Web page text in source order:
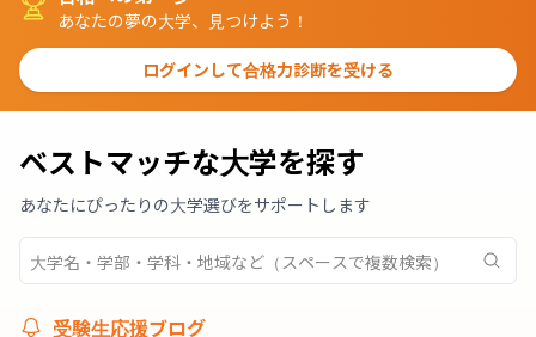
あなたの夢の大学、見つけよう！
ログインして合格力診断を受ける
ベストマッチな大学を探す
あなたにぴったりの大学選びをサポートします
受験生応援ブログ